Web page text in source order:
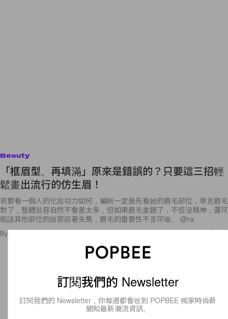
Beauty
「框眉型、再填滿」原來是錯誤的？只要這三招輕
鬆畫出流行的仿生眉！
若要看一個人的化妝功力如何，編輯一定是先看她的眉毛部位，畢竟眉毛
對了，整體裝容自然不會差太多，但如果眉毛畫錯了，不但沒精神，還可
能讓其他部位的妝容跟著失焦，眉毛的重要性不言可喻。 @ra
ByNancy Chen/2018年7月18日 19 0
訂閱我們的 Newsletter
訂閱我們的 Newsletter，你每週都會收到 POPBEE 獨家時尚新
聞和最新潮流資訊。